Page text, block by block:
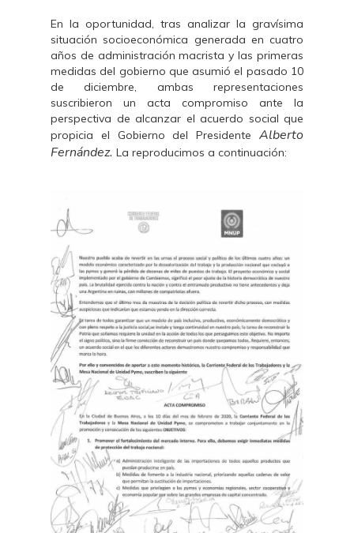
En la oportunidad, tras analizar la gravísima
situación socioeconómica generada en cuatro
años de administración macrista y las primeras
medidas del gobierno que asumió el pasado 10
de diciembre, ambas representaciones
suscribieron un acta compromiso ante la
perspectiva de alcanzar el acuerdo social que
propicia el Gobierno del Presidente Alberto
Fernández. La reproducimos a continuación: